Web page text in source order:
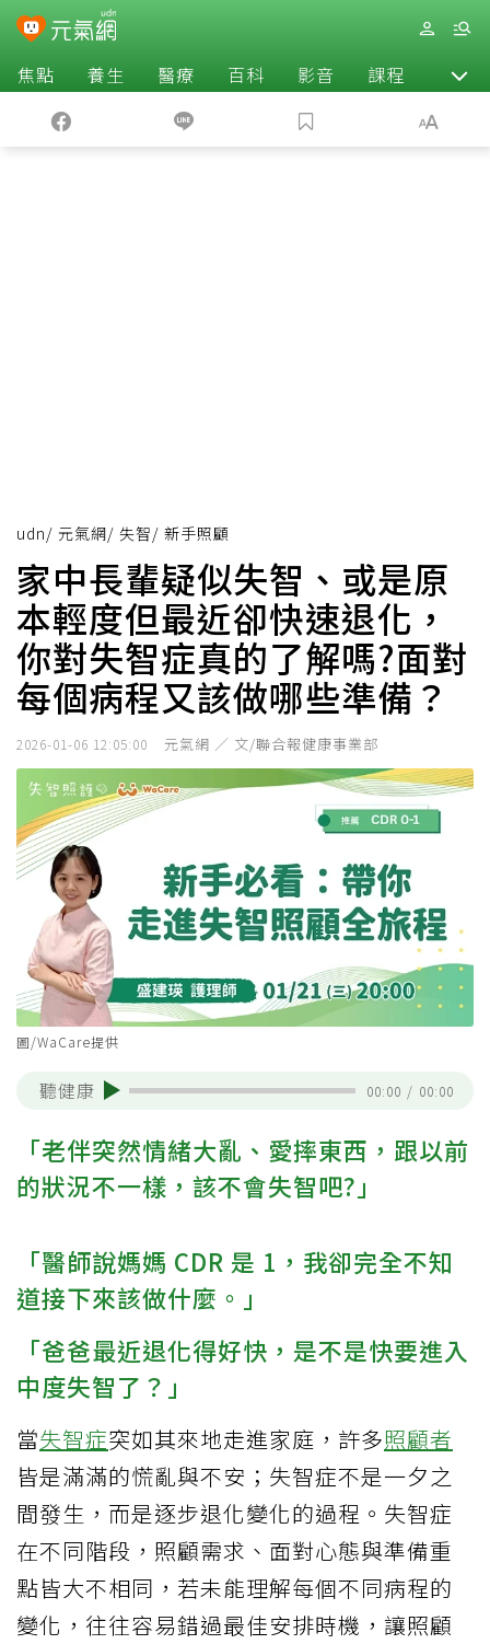
焦點 養生 醫療 百科 影音 課程 退休
udn/ 元氣網/ 失智/ 新手照顧
家中長輩疑似失智、或是原
本輕度但最近卻快速退化，
你對失智症真的了解嗎?面對
每個病程又該做哪些準備？
2026-01-06 12:05:00 元氣網 ／ 文/聯合報健康事業部
圖/WaCare提供
聽健康 00:00 / 00:00
「老伴突然情緒大亂、愛摔東西，跟以前
的狀況不一樣，該不會失智吧?」
「醫師說媽媽 CDR 是 1，我卻完全不知
道接下來該做什麼。」
「爸爸最近退化得好快，是不是快要進入
中度失智了？」
當失智症突如其來地走進家庭，許多照顧者
皆是滿滿的慌亂與不安；失智症不是一夕之
間發生，而是逐步退化變化的過程。失智症
在不同階段，照顧需求、面對心態與準備重
點皆大不相同，若未能理解每個不同病程的
變化，往往容易錯過最佳安排時機，讓照顧